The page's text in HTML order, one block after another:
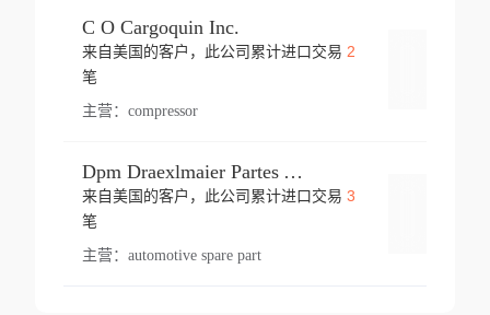
C O Cargoquin Inc.
来自美国的客户，此公司累计进口交易 2
笔
主营： compressor
Dpm Draexlmaier Partes Automotrices Corr Ind Huejotzingo
来自美国的客户，此公司累计进口交易 3
笔
主营： automotive spare part